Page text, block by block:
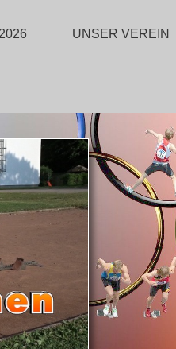
UNSER VEREIN